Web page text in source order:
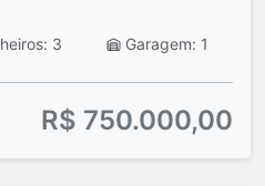
3 Garagem: 1
R$ 750.000,00